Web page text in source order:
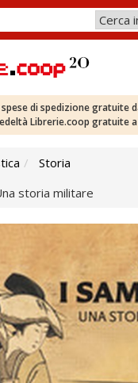
di spedizione gratuite
Librerie.coop gratuite
Storia
storia militare